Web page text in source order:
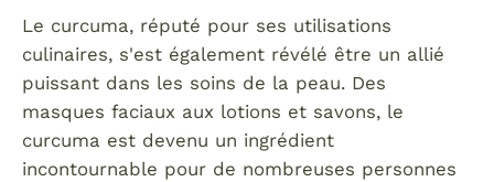
Le curcuma, réputé pour ses utilisations
culinaires, s'est également révélé être un allié
puissant dans les soins de la peau. Des
masques faciaux aux lotions et savons, le
curcuma est devenu un ingrédient
incontournable pour de nombreuses personnes